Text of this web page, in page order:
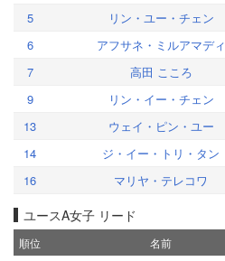
5
リン・ユー・チェン
6
アフサネ・ミルアマディ
7
高田 こころ
9
リン・イー・チェン
13
ウェイ・ピン・ユー
14
ジ・イー・トリ・タン
16
マリヤ・テレコワ
ユースA女子 リード
順位 名前